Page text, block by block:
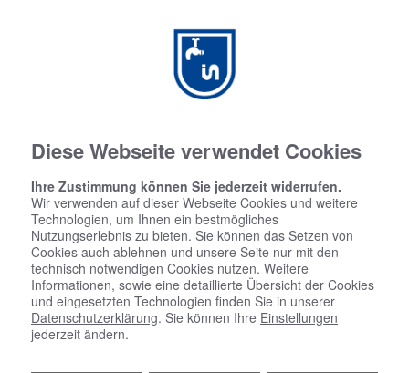
Gerd Grade
Heizung & Sanitär
GmbH & Co. KG
Diese Webseite verwendet Cookies
Ihre Zustimmung können Sie jederzeit widerrufen.
Wir verwenden auf dieser Webseite Cookies und weitere
Technologien, um Ihnen ein bestmögliches
Nutzungserlebnis zu bieten. Sie können das Setzen von
Cookies auch ablehnen und unsere Seite nur mit den
technisch notwendigen Cookies nutzen. Weitere
Informationen, sowie eine detaillierte Übersicht der Cookies
und eingesetzten Technologien finden Sie in unserer
Datenschutzerklärung. Sie können Ihre Einstellungen
jederzeit ändern.